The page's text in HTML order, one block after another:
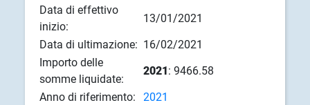
Data di effettivo
inizio:
13/01/2021
Data di ultimazione: 16/02/2021
Importo delle
somme liquidate:
2021 : 9466.58
Anno di riferimento:
2021